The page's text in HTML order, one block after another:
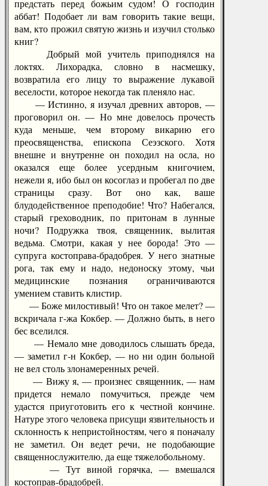
предстать перед божьим судом! О господин
аббат! Подобает ли вам говорить такие вещи,
вам, кто прожил святую жизнь и изучил столько
книг?
Добрый мой учитель приподнялся на
локтях. Лихорадка, словно в насмешку,
возвратила его лицу то выражение лукавой
веселости, которое некогда так пленяло нас.
— Истинно, я изучал древних авторов, —
проговорил он. — Но мне довелось прочесть
куда меньше, чем второму викарию его
преосвященства, епископа Сеэзского. Хотя
внешне и внутренне он походил на осла, но
оказался еще более усердным книгочием,
нежели я, ибо был он косоглаз и пробегал по две
страницы сразу. Вот оно как, ваше
блудодейственное преподобие! Что? Набегался,
старый греховодник, по притонам в лунные
ночи? Подружка твоя, священник, вылитая
ведьма. Смотри, какая у нее борода! Это —
супруга костоправа-брадобрея. У него знатные
рога, так ему и надо, недоноску этому, чьи
медицинские познания ограничиваются
умением ставить клистир.
— Боже милостивый! Что он такое мелет? —
вскричала г-жа Кокбер. — Должно быть, в него
бес вселился.
— Немало мне доводилось слышать бреда,
— заметил г-н Кокбер, — но ни один больной
не вел столь злонамеренных речей.
— Вижу я, — произнес священник, — нам
придется немало помучиться, прежде чем
удастся приуготовить его к честной кончине.
Натуре этого человека присущи язвительность и
склонность к непристойностям, чего я поначалу
не заметил. Он ведет речи, не подобающие
священнослужителю, да еще тяжелобольному.
— Тут виной горячка, — вмешался
костоправ-брадобрей.